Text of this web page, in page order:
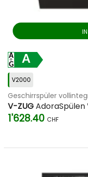
A
V2000
Geschirrspüler
V-ZUGAdoraSpülen
1'628.40 CHF